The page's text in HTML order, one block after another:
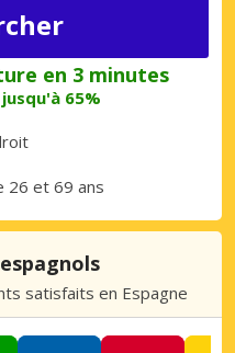
en 3 minutes
65%
26 et 69 ans
satisfaits en Espagne